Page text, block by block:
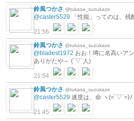
鈴風つかさ @tukasa_suzukaze
@caster5529 「性能」ってのは、
21:56
鈴風つかさ @tukasa_suzukaze
@bladest1972 おお！噂に名高いア
ありがたや～ (´▽`人)
21:54
鈴風つかさ @tukasa_suzukaze
@caster5529 速度は、命 ヽ(=´▽`=)ﾉ
21:45